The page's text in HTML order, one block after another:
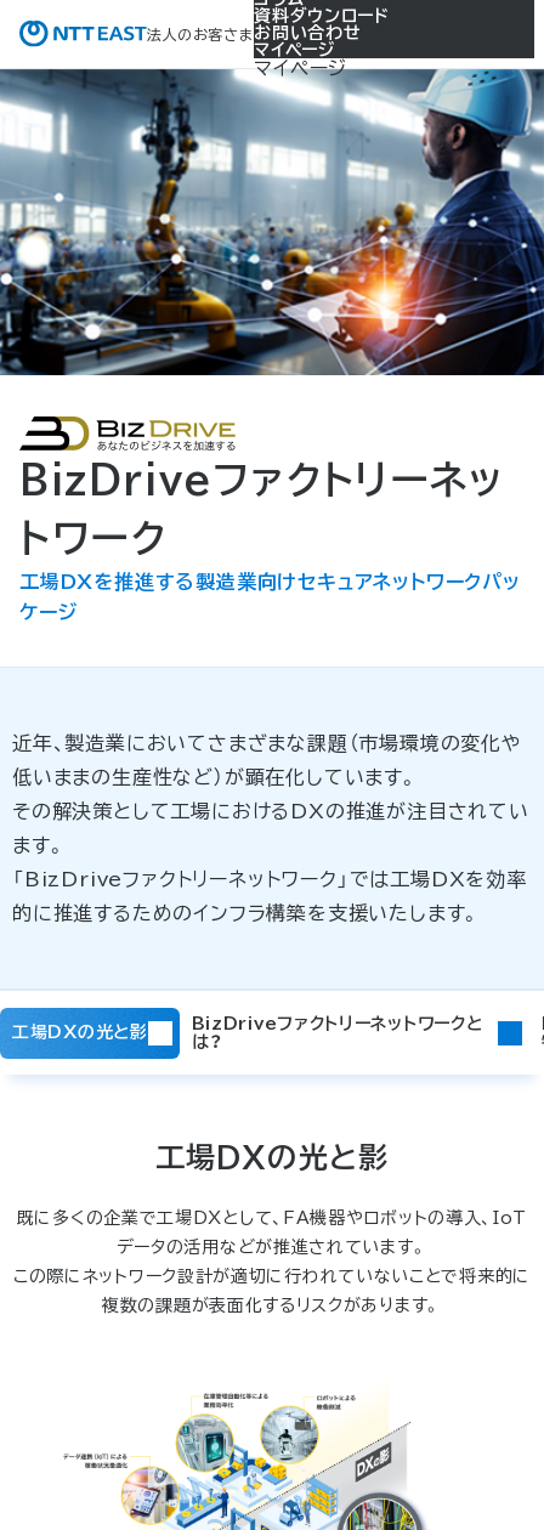
法人のお客さま
資料ダウンロード
お問い合わせ
マイページ
マイページ
BizDriveファクトリーネッ
トワーク
工場DXを推進する製造業向けセキュアネットワークパッ
ケージ
近年、製造業においてさまざまな課題（市場環境の変化や
低いままの生産性など）が顕在化しています。
その解決策として工場におけるDXの推進が注目されてい
ます。
「BizDriveファクトリーネットワーク」では工場DXを効率
的に推進するためのインフラ構築を支援いたします。
工場DXの光と影
BizDriveファクトリーネットワークと
は？
工場DXの光と影
既に多くの企業で工場DXとして、FA機器やロボットの導入、IoT
データの活用などが推進されています。
この際にネットワーク設計が適切に行われていないことで将来的に
複数の課題が表面化するリスクがあります。